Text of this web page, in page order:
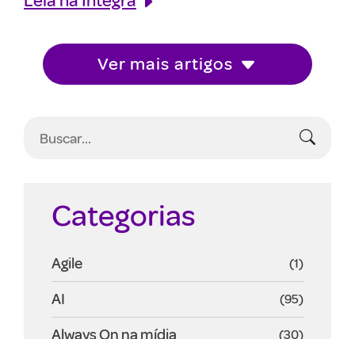
Ver mais artigos
Categorias
Agile (1)
AI (95)
Always On na mídia (30)